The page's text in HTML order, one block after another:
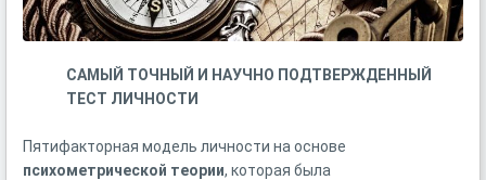
САМЫЙ ТОЧНЫЙ И НАУЧНО ПОДТВЕРЖДЕННЫЙ
ТЕСТ ЛИЧНОСТИ
Пятифакторная модель личности на основе
психометрической теории, которая была